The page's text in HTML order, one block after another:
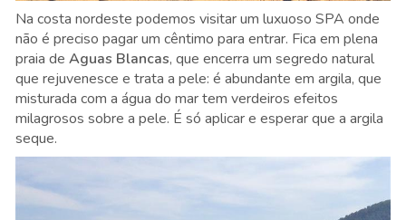
Na costa nordeste podemos visitar um luxuoso SPA onde
não é preciso pagar um cêntimo para entrar. Fica em plena
praia de Aguas Blancas, que encerra um segredo natural
que rejuvenesce e trata a pele: é abundante em argila, que
misturada com a água do mar tem verdeiros efeitos
milagrosos sobre a pele. É só aplicar e esperar que a argila
seque.